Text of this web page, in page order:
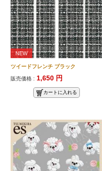
NEW
ツイードフレンチ ブラック
販売価格 : 1,650 円
カートに入れる